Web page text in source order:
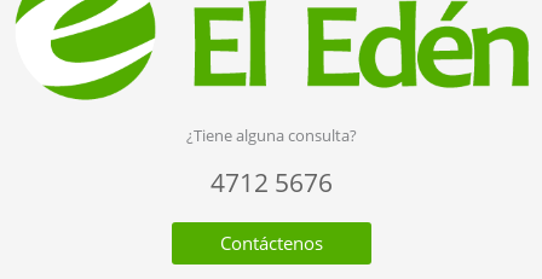
¿Tiene alguna consulta?
4712 5676
Contáctenos